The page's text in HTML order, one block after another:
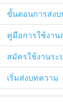
ขั้นตอนการส่ง
คู่มือการใช้งาน
สมัครใช้งานระ
เริ่มส่งบทความ